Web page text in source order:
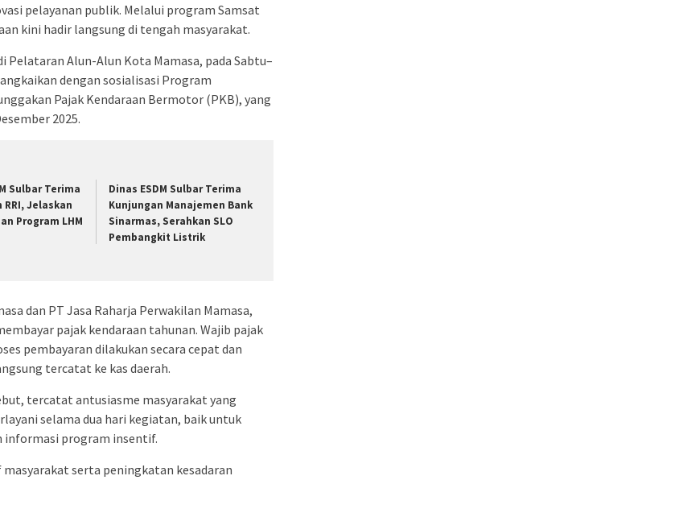
pelayanan publik. Melalui program Samsat
kini hadir langsung di tengah masyarakat.
Pelataran Alun-Alun Kota Mamasa, pada Sabtu–
dengan sosialisasi Program
Pajak Kendaraan Bermotor (PKB), yang
2025.
Sulbar Terima
RRI, Jelaskan
Program LHM
Dinas ESDM Sulbar Terima
Kunjungan Manajemen Bank
Sinarmas, Serahkan SLO
Pembangkit Listrik
dan PT Jasa Raharja Perwakilan Mamasa,
pajak kendaraan tahunan. Wajib pajak
pembayaran dilakukan secara cepat dan
tercatat ke kas daerah.
tercatat antusiasme masyarakat yang
selama dua hari kegiatan, baik untuk
informasi program insentif.
serta peningkatan kesadaran